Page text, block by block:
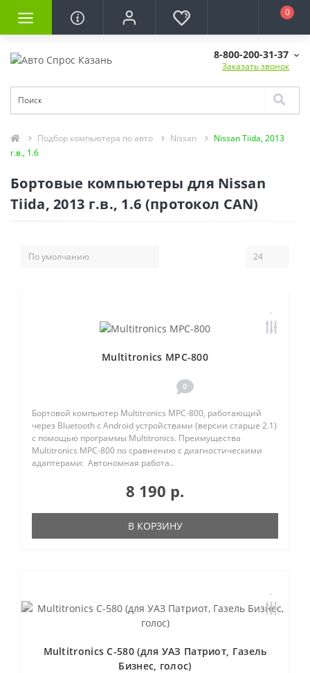
0
8-800-200-31-37
Заказать звонок
Подбор компьютера по авто Nissan
Nissan Tiida, 2013
г.в., 1.6
Бортовые компьютеры для Nissan
Tiida, 2013 г.в., 1.6 (протокол CAN)
Multitronics MPC-800
0
Бортовой компьютер Multitronics MPC-800, работающий
через Bluetooth с Android устройствами (версии старше 2.1)
с помощью программы Multitronics. Преимущества
Multitronics MPC-800 по сравнению с диагностическими
адаптерами: Автономная работа..
8 190 р.
В КОРЗИНУ
Multitronics C-580 (для УАЗ Патриот, Газель
Бизнес, голос)